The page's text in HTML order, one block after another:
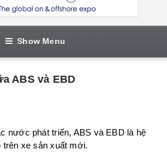
Show Menu
ABS và EBD
trên xe sản xuất mới.